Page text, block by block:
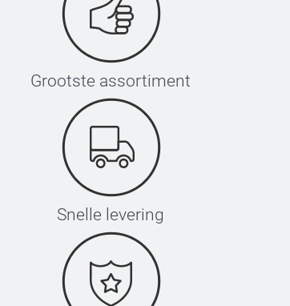
Grootste assortiment
Snelle levering